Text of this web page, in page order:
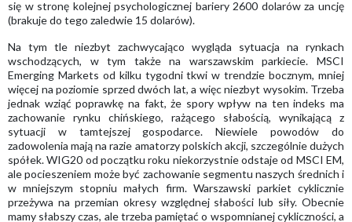
się w stronę kolejnej psychologicznej bariery 2600 dolarów za uncję
(brakuje do tego zaledwie 15 dolarów).
Na tym tle niezbyt zachwycająco wygląda sytuacja na rynkach
wschodzących, w tym także na warszawskim parkiecie. MSCI
Emerging Markets od kilku tygodni tkwi w trendzie bocznym, mniej
więcej na poziomie sprzed dwóch lat, a więc niezbyt wysokim. Trzeba
jednak wziąć poprawkę na fakt, że spory wpływ na ten indeks ma
zachowanie rynku chińskiego, rażącego słabością, wynikającą z
sytuacji w tamtejszej gospodarce. Niewiele powodów do
zadowolenia mają na razie amatorzy polskich akcji, szczególnie dużych
spółek. WIG20 od początku roku niekorzystnie odstaje od MSCI EM,
ale pocieszeniem może być zachowanie segmentu naszych średnich i
w mniejszym stopniu małych firm. Warszawski parkiet cyklicznie
przeżywa na przemian okresy względnej słabości lub siły. Obecnie
mamy słabszy czas, ale trzeba pamiętać o wspomnianej cykliczności, a